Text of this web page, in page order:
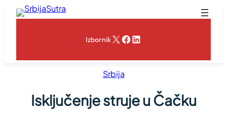
Skoči
IzbornikX Facebook
LinkedIn
Srbija
Isključenje struje u Čačku